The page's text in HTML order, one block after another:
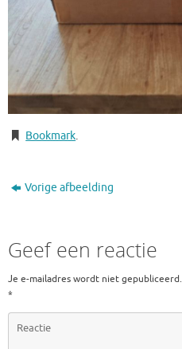
Bookmark.
Vorige afbeelding
Geef een reactie
Je e-mailadres wordt niet gepubliceerd.
*